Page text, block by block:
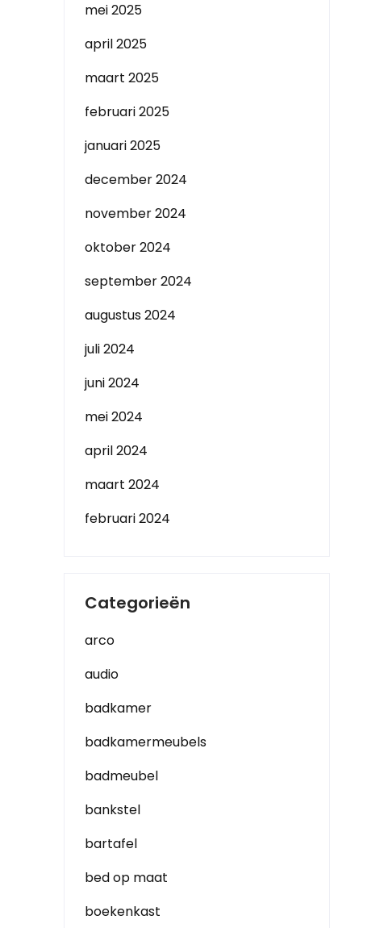
mei 2025
april 2025
maart 2025
februari 2025
januari 2025
december 2024
november 2024
oktober 2024
september 2024
augustus 2024
juli 2024
juni 2024
mei 2024
april 2024
maart 2024
februari 2024
Categorieën
arco
audio
badkamer
badkamermeubels
badmeubel
bankstel
bartafel
bed op maat
boekenkast